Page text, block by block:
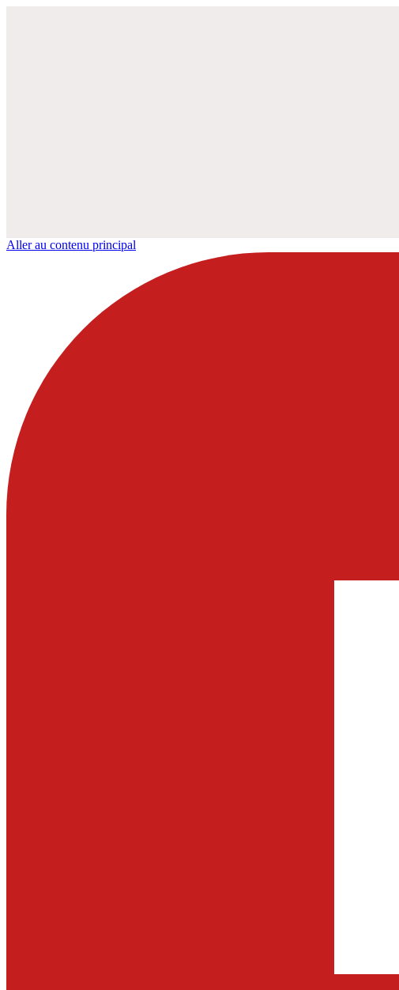
Aller au contenu principal